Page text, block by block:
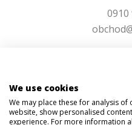
0910
We use cookies
We may place these for analysis
website, show personalised
experience. For more information